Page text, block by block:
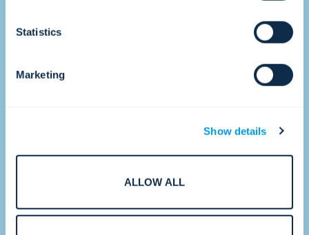
Statistics
Marketing
Show details
ALLOW ALL
•